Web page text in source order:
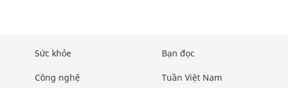
Sức khỏe
Công nghệ
Bạn đọc
Tuần Việt Nam